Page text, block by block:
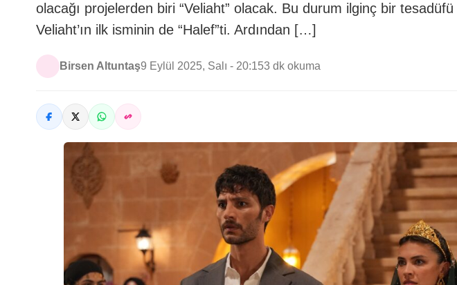
olacağı projelerden biri “Veliaht” olacak. Bu durum ilginç bir
Veliaht’ın ilk isminin de “Halef”ti. Ardından […]
Birsen Altuntaş9 Eylül 2025, Salı - 20:153 dk okuma